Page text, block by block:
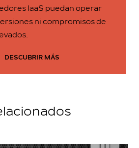
IaaS puedan operar
ni compromisos de
DESCUBRIR MÁS